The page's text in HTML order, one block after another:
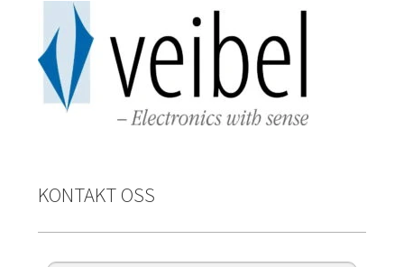
KONTAKT OSS